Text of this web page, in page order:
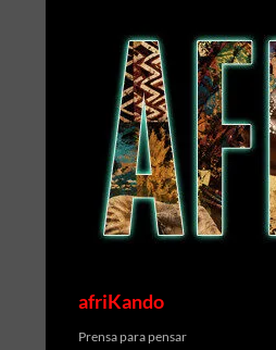
afriKando
Prensa para pensar